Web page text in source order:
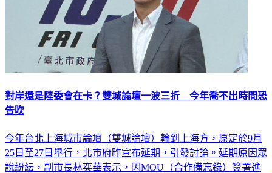
對岸還是陸委會在卡？雙城論壇一波三折 今年喬不出時間恐
告吹
今年台北上海城市論壇（雙城論壇）輪到上海方，原定於9月
25日至27日舉行，北市府昨宣布延期，引發討論。延期原因眾
說紛紜，副市長林奕華表示，因MOU（合作備忘錄）簽署進